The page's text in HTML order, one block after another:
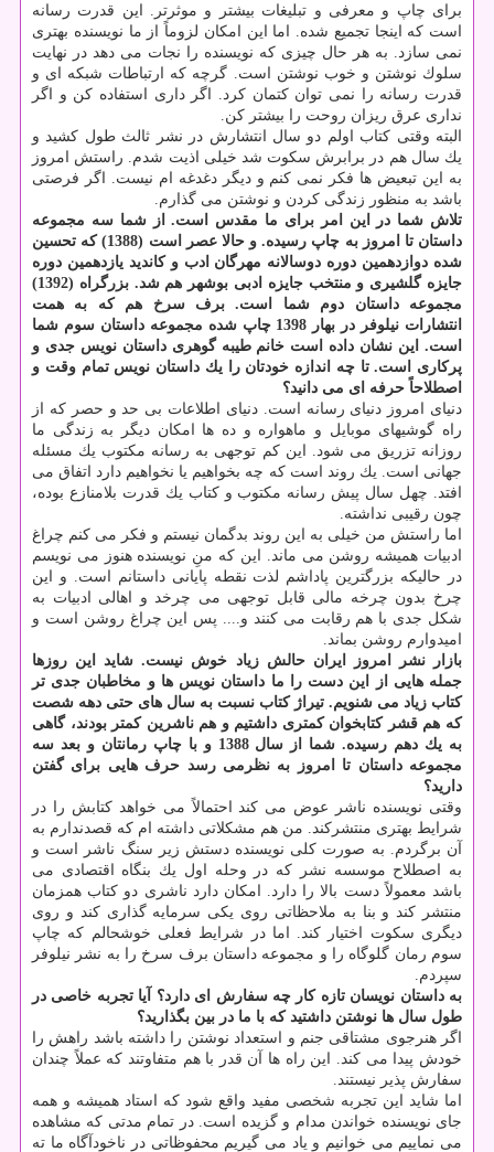
برای چاپ و معرفی و تبلیغات بیشتر و موثرتر. این قدرت رسانه
است كه اینجا تجمیع شده. اما این امكان لزوماً از ما نویسنده بهتری
نمی سازد. به هر حال چیزی كه نویسنده را نجات می دهد در نهایت
سلوك نوشتن و خوب نوشتن است. گرچه كه ارتباطات شبكه ای و
قدرت رسانه را نمی توان كتمان كرد. اگر داری استفاده كن و اگر
نداری عرق ریزان روحت را بیشتر كن.
البته وقتی كتاب اولم دو سال انتشارش در نشر ثالث طول كشید و
یك سال هم در برابرش سكوت شد خیلی اذیت شدم. راستش امروز
به این تبعیض ها فكر نمی كنم و دیگر دغدغه ام نیست. اگر فرصتی
باشد به منظور زندگی كردن و نوشتن می گذارم.
تلاش شما در این امر برای ما مقدس است. از شما سه مجموعه
داستان تا امروز به چاپ رسیده. و حالا عصر است (1388) كه تحسین
شده دوازدهمین دوره دوسالانه مهرگان ادب و كاندید یازدهمین دوره
جایزه گلشیری و منتخب جایزه ادبی بوشهر هم شد. بزرگراه (1392)
مجموعه داستان دوم شما است. برف سرخ هم كه به همت
انتشارات نیلوفر در بهار 1398 چاپ شده مجموعه داستان سوم شما
است. این نشان داده است خانم طیبه گوهری داستان نویس جدی و
پركاری است. تا چه اندازه خودتان را یك داستان نویس تمام وقت و
اصطلاحاً حرفه ای می دانید؟
دنیای امروز دنیای رسانه است. دنیای اطلاعات بی حد و حصر كه از
راه گوشیهای موبایل و ماهواره و ده ها امكان دیگر به زندگی ما
روزانه تزریق می شود. این كم توجهی به رسانه مكتوب یك مسئله
جهانی است. یك روند است كه چه بخواهیم یا نخواهیم دارد اتفاق می
افتد. چهل سال پیش رسانه مكتوب و كتاب یك قدرت بلامنازع بوده،
چون رقیبی نداشته.
اما راستش من خیلی به این روند بدگمان نیستم و فكر می كنم چراغ
ادبیات همیشه روشن می ماند. این كه منِ نویسنده هنوز می نویسم
در حالیكه بزرگترین پاداشم لذت نقطه پایانی داستانم است. و این
چرخ بدون چرخه مالی قابل توجهی می چرخد و اهالی ادبیات به
شكل جدی با هم رقابت می كنند و.... پس این چراغ روشن است و
امیدوارم روشن بماند.
بازار نشر امروز ایران حالش زیاد خوش نیست. شاید این روزها
جمله هایی از این دست را ما داستان نویس ها و مخاطبان جدی تر
كتاب زیاد می شنویم. تیراژ كتاب نسبت به سال های حتی دهه شصت
كه هم قشر كتابخوان كمتری داشتیم و هم ناشرین كمتر بودند، گاهی
به یك دهم رسیده. شما از سال 1388 و با چاپ رمانتان و بعد سه
مجموعه داستان تا امروز به نظرمی‎ رسد حرف هایی برای گفتن
دارید؟
وقتی نویسنده ناشر عوض می كند احتمالاً می خواهد كتابش را در
شرایط بهتری منتشركند. من هم مشكلاتی داشته ام كه قصدندارم به
آن برگردم. به صورت كلی نویسنده دستش زیر سنگ ناشر است و
به اصطلاح موسسه نشر كه در وحله اول یك بنگاه اقتصادی می
باشد معمولاً دست بالا را دارد. امكان دارد ناشری دو كتاب همزمان
منتشر كند و بنا به ملاحظاتی روی یكی سرمایه گذاری كند و روی
دیگری سكوت اختیار كند. اما در شرایط فعلی خوشحالم كه چاپ
سوم رمان گلوگاه را و مجموعه داستان برف سرخ را به نشر نیلوفر
سپردم.
به داستان نویسان تازه كار چه سفارش ای دارد؟ آیا تجربه خاصی در
طول سال ها نوشتن داشتید كه با ما در بین بگذارید؟
اگر هنرجوی مشتاقی جنم و استعداد نوشتن را داشته باشد راهش را
خودش پیدا می كند. این راه ها آن قدر با هم متفاوتند كه عملاً چندان
سفارش پذیر نیستند.
اما شاید این تجربه شخصی مفید واقع شود كه استاد همیشه و همه
جای نویسنده خواندن مدام و گزیده است. در تمام مدتی كه مشاهده
می نماییم می خوانیم و یاد می گیریم محفوظاتی در ناخودآگاه ما ته